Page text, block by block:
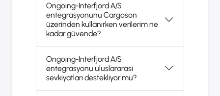
Ongoing-Interfjord A/S
entegrasyonunu Cargoson
üzerinden kullanırken verilerim ne
kadar güvende?
Ongoing-Interfjord A/S
entegrasyonu uluslararası
sevkiyatları destekliyor mu?